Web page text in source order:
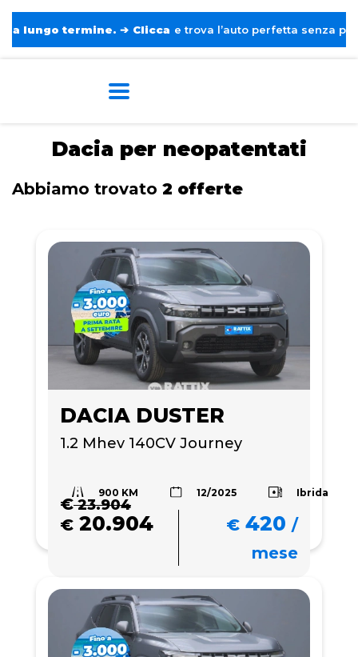
termine. ➔ Clicca e trova l’auto perfetta senza pensieri.
Dacia per neopatentati
Abbiamo trovato 2 offerte
DACIA DUSTER
1.2 Mhev 140CV Journey
900 KM 12/2025 Ibrida
€23.904
€ 20.904 € 420 /
mese